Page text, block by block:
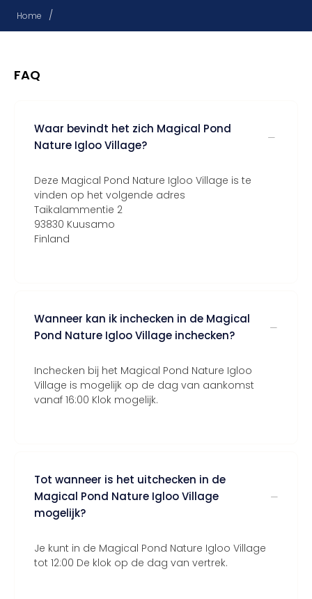
Home /
FAQ
Waar bevindt het zich Magical Pond
Nature Igloo Village?
Deze Magical Pond Nature Igloo Village is te
vinden op het volgende adres
Taikalammentie 2
93830 Kuusamo
Finland
Wanneer kan ik inchecken in de Magical
Pond Nature Igloo Village inchecken?
Inchecken bij het Magical Pond Nature Igloo
Village is mogelijk op de dag van aankomst
vanaf 16:00 Klok mogelijk.
Tot wanneer is het uitchecken in de
Magical Pond Nature Igloo Village
mogelijk?
Je kunt in de Magical Pond Nature Igloo Village
tot 12:00 De klok op de dag van vertrek.